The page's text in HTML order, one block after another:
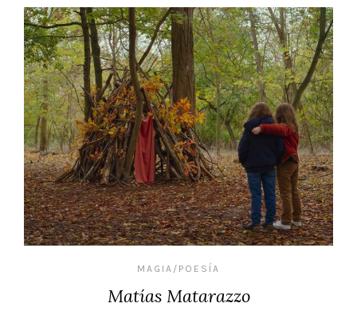
MAGIA/POESÍA
Matías Matarazzo